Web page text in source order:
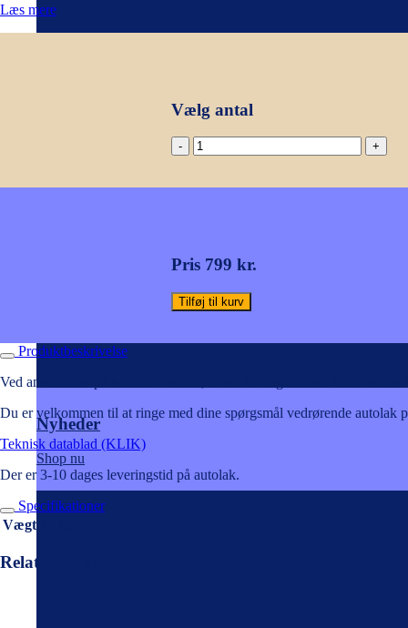
Nyheder
Shop nu
Læs mere
Vælg antal
Klarlak
Mat
1
Pris 799 kr.
Tilføj til kurv
Produktbeskrivelse
Ved anvendelse på kunststof emner, f.eks. kofangere skal den
Du er velkommen til at ringe med dine spørgsmål vedrørende autolak
Teknisk datablad (KLIK)
Der er 3-10 dages leveringstid på autolak.
Specifikationer
Vægt
Relaterede varer